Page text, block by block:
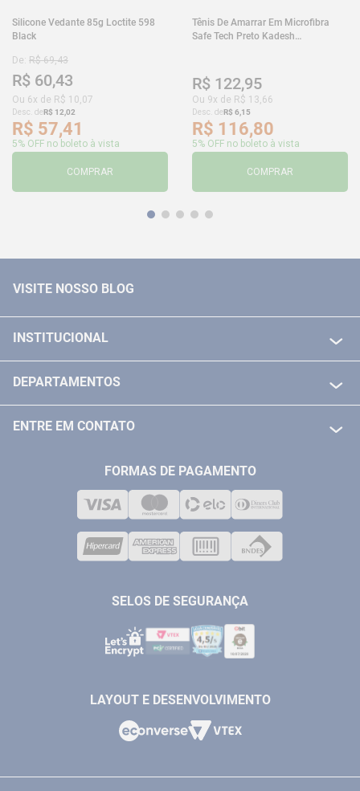
Silicone Vedante 85g Loctite 598
Black
De: R$ 69,43
R$ 60,43
Ou 6x de R$ 10,07
Desc. deR$ 12,02
R$ 57,41
5% OFF no boleto à vista
COMPRAR
Tênis De Amarrar Em Microfibra
Safe Tech Preto Kadesh
R$ 122,95
Ou 9x de R$ 13,66
Desc. deR$ 6,15
R$ 116,80
5% OFF no boleto à vista
COMPRAR
VISITE NOSSO BLOG
INSTITUCIONAL
POLITICA DE TROCA E DEVOLUÇÃO
DEPARTAMENTOS
COMPRESSORES
ENTRE EM CONTATO
VENDAS ONLINE@ANTFERRAMENTAS.COM.BR
SAC@ANTFERRAMENTAS.COM.BR
FORMAS DE PAGAMENTO
SELOS DE SEGURANÇA
LAYOUT E DESENVOLVIMENTO